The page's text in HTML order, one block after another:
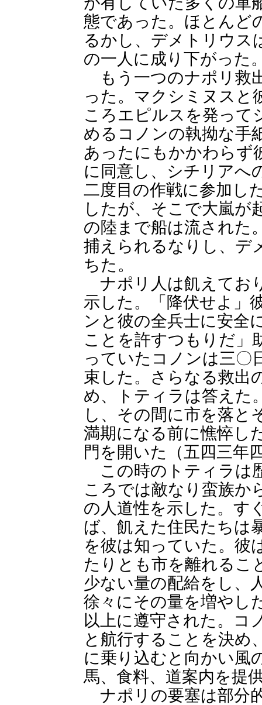
態であった。ほとんど
るかし、デメトリウス
の一人に成り下がった
もう一つのナポリ救
った。マクシミヌスと
ころエピルスを発って
めるコノンの執拗な手
あったにもかかわらず
に同意し、シチリアへ
二度目の作戦に参加し
したが、そこで大嵐が
の陸まで船は流された
捕えられるなりし、デ
ちた。
ナポリ人は飢えてお
示した。「降伏せよ」
ンと彼の全兵士に安全
ことを許すつもりだ」
っていたコノンは三〇
束した。さらなる救出
め、トティラは答えた
し、その間に市を落と
満期になる前に憔悴し
門を開いた（五四三年
この時のトティラは
ころでは敵なり蛮族か
の人道性を示した。す
ば、飢えた住民たちは
を彼は知っていた。彼
たりとも市を離れるこ
少ない量の配給をし、
徐々にその量を増やし
以上に遵守された。コ
と航行することを決め
に乗り込むと向かい風
馬、食料、道案内を提
ナポリの要塞は部分